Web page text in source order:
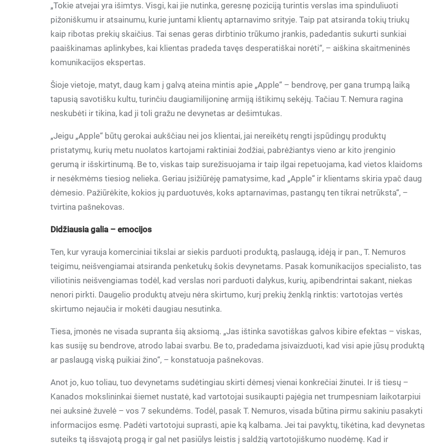
„Tokie atvejai yra išimtys. Visgi, kai jie nutinka, geresnę poziciją turintis verslas ima spinduliuoti
pižoniškumu ir atsainumu, kurie juntami klientų aptarnavimo srityje. Taip pat atsiranda tokių triukų
kaip ribotas prekių skaičius. Tai senas geras dirbtinio trūkumo įrankis, padedantis sukurti sunkiai
paaiškinamas aplinkybes, kai klientas pradeda tavęs desperatiškai norėti“, – aiškina skaitmeninės
komunikacijos ekspertas.
Šioje vietoje, matyt, daug kam į galvą ateina mintis apie „Apple“ – bendrovę, per gana trumpą laiką
tapusią savotišku kultu, turinčiu daugiamilijoninę armiją ištikimų sekėjų. Tačiau T. Nemura ragina
neskubėti ir tikina, kad ji toli gražu ne devynetas ar dešimtukas.
„Jeigu „Apple“ būtų gerokai aukščiau nei jos klientai, jai nereikėtų rengti įspūdingų produktų
pristatymų, kurių metu nuolatos kartojami raktiniai žodžiai, pabrėžiantys vieno ar kito įrenginio
gerumą ir išskirtinumą. Be to, viskas taip surežisuojama ir taip ilgai repetuojama, kad vietos klaidoms
ir nesėkmėms tiesiog nelieka. Geriau įsižiūrėję pamatysime, kad „Apple“ ir klientams skiria ypač daug
dėmesio. Pažiūrėkite, kokios jų parduotuvės, koks aptarnavimas, pastangų ten tikrai netrūksta“, –
tvirtina pašnekovas.
Didžiausia galia – emocijos
Ten, kur vyrauja komerciniai tikslai ar siekis parduoti produktą, paslaugą, idėją ir pan., T. Nemuros
teigimu, neišvengiamai atsiranda penketukų šokis devynetams. Pasak komunikacijos specialisto, tas
viliotinis neišvengiamas todėl, kad verslas nori parduoti dalykus, kurių, apibendrintai sakant, niekas
nenori pirkti. Daugelio produktų atveju nėra skirtumo, kurį prekių ženklą rinktis: vartotojas vertės
skirtumo nejaučia ir mokėti daugiau nesutinka.
Tiesa, įmonės ne visada supranta šią aksiomą. „Jas ištinka savotiškas galvos kibire efektas – viskas,
kas susiję su bendrove, atrodo labai svarbu. Be to, pradedama įsivaizduoti, kad visi apie jūsų produktą
ar paslaugą viską puikiai žino“, – konstatuoja pašnekovas.
Anot jo, kuo toliau, tuo devynetams sudėtingiau skirti dėmesį vienai konkrečiai žinutei. Ir iš tiesų –
Kanados mokslininkai šiemet nustatė, kad vartotojai susikaupti pajėgia net trumpesniam laikotarpiui
nei auksinė žuvelė – vos 7 sekundėms. Todėl, pasak T. Nemuros, visada būtina pirmu sakiniu pasakyti
informacijos esmę. Padėti vartotojui suprasti, apie ką kalbama. Jei tai pavyktų, tikėtina, kad devynetas
suteiks tą išsvajotą progą ir gal net pasiūlys leistis į saldžią vartotojiškumo nuodėmę. Kad ir